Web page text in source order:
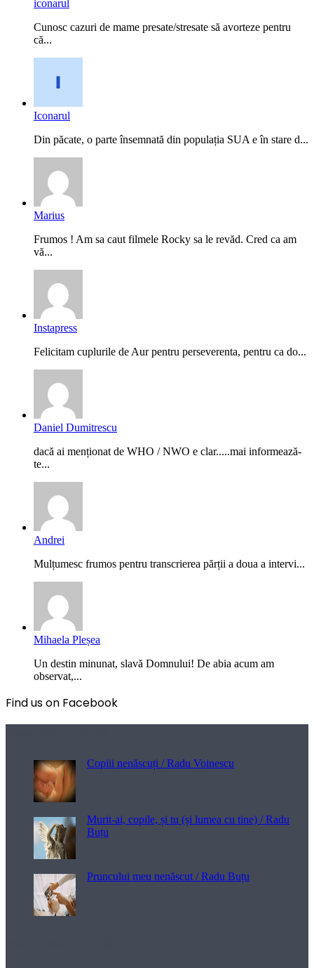
iconarul
Cunosc cazuri de mame presate/stresate să avorteze pentru
că...
Iconarul
Din păcate, o parte însemnată din populația SUA e în stare d...
Marius
Frumos ! Am sa caut filmele Rocky sa le revăd. Cred ca am
vă...
Instapress
Felicitam cuplurile de Aur pentru perseverenta, pentru ca do...
Daniel Dumitrescu
dacă ai menționat de WHO / NWO e clar.....mai informează-
te...
Andrei
Mulțumesc frumos pentru transcrierea părții a doua a intervi...
Mihaela Pleșea
Un destin minunat, slavă Domnului! De abia acum am
observat,...
Find us on Facebook
Copiii nenăscuți / Radu Voinescu
Murit-ai, copile, și tu (și lumea cu tine) / Radu
Buțu
Pruncului meu nenăscut / Radu Buțu